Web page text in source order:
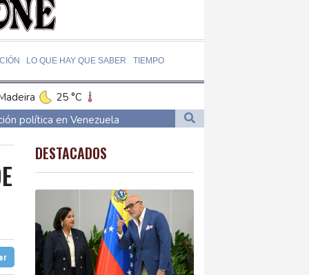
LO QUE HAY QUE SABER TIEMPO
25 °C
11 °C
Domingo
27 °C
22 °C
Panama
28 °C
26 °C
política en Venezuela
dólares
uruguayo
DESTACADOS